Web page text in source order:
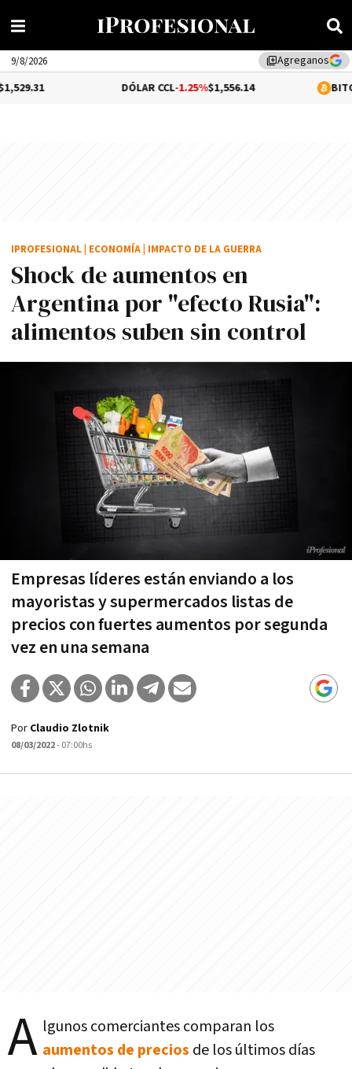
library_addAgreganos
9/8/2026
-1.25%$1,556.14 0.25%
Shock de aumentos en
Argentina por "efecto Rusia":
alimentos suben sin control
Empresas líderes están enviando a los
mayoristas y supermercados listas de
precios con fuertes aumentos por segunda
vez en una semana
IPROFESIONAL ECONOMÍA IMPACTO DE LA GUERRA
Por Claudio Zlotnik
08/03/2022- 07:00hs
A lgunos comerciantes comparan los
aumentos de precios de los últimos días